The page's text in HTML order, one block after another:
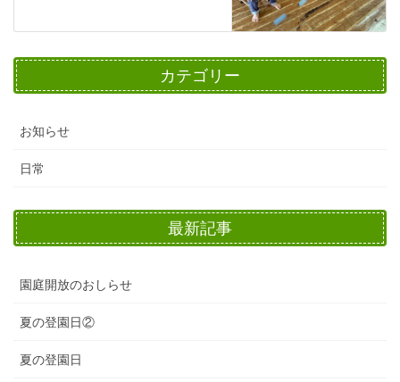
カテゴリー
お知らせ
日常
最新記事
園庭開放のおしらせ
夏の登園日②
夏の登園日